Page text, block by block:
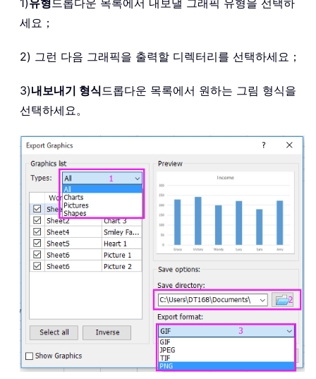
세요；
2) 그런 다음 그래픽을 출력할 디렉터리를 선택하세요；
3)내보내기 형식드롭다운 목록에서 원하는 그림 형식을
선택하세요。